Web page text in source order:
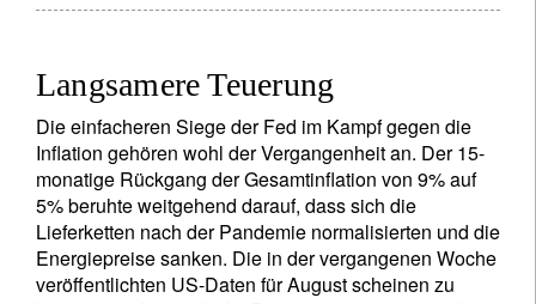
Langsamere Teuerung
Die einfacheren Siege der Fed im Kampf gegen die
Inflation gehören wohl der Vergangenheit an. Der 15-
monatige Rückgang der Gesamtinflation von 9% auf
5% beruhte weitgehend darauf, dass sich die
Lieferketten nach der Pandemie normalisierten und die
Energiepreise sanken. Die in der vergangenen Woche
veröffentlichten US-Daten für August scheinen zu